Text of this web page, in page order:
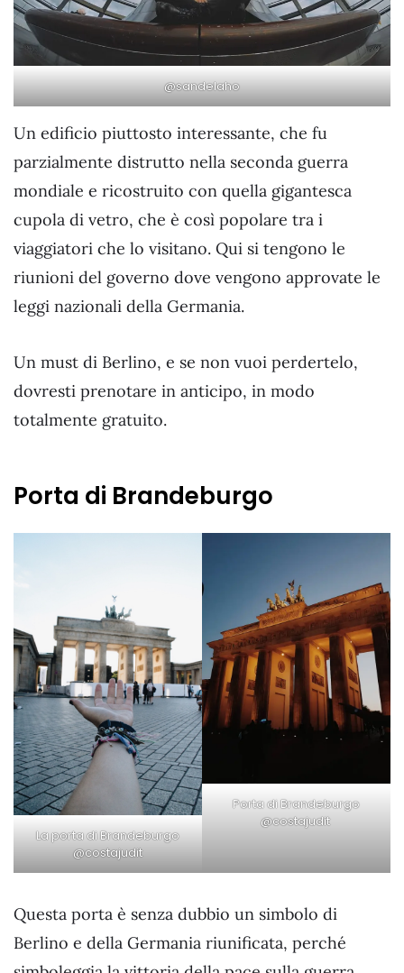
@sandelaho
Un edificio piuttosto interessante, che fu
parzialmente distrutto nella seconda guerra
mondiale e ricostruito con quella gigantesca
cupola di vetro, che è così popolare tra i
viaggiatori che lo visitano. Qui si tengono le
riunioni del governo dove vengono approvate le
leggi nazionali della Germania.
Un must di Berlino, e se non vuoi perdertelo,
dovresti prenotare in anticipo, in modo
totalmente gratuito.
Porta di Brandeburgo
La porta di Brandeburgo
@costajudit
Porta di Brandeburgo
@costajudit
Questa porta è senza dubbio un simbolo di
Berlino e della Germania riunificata, perché